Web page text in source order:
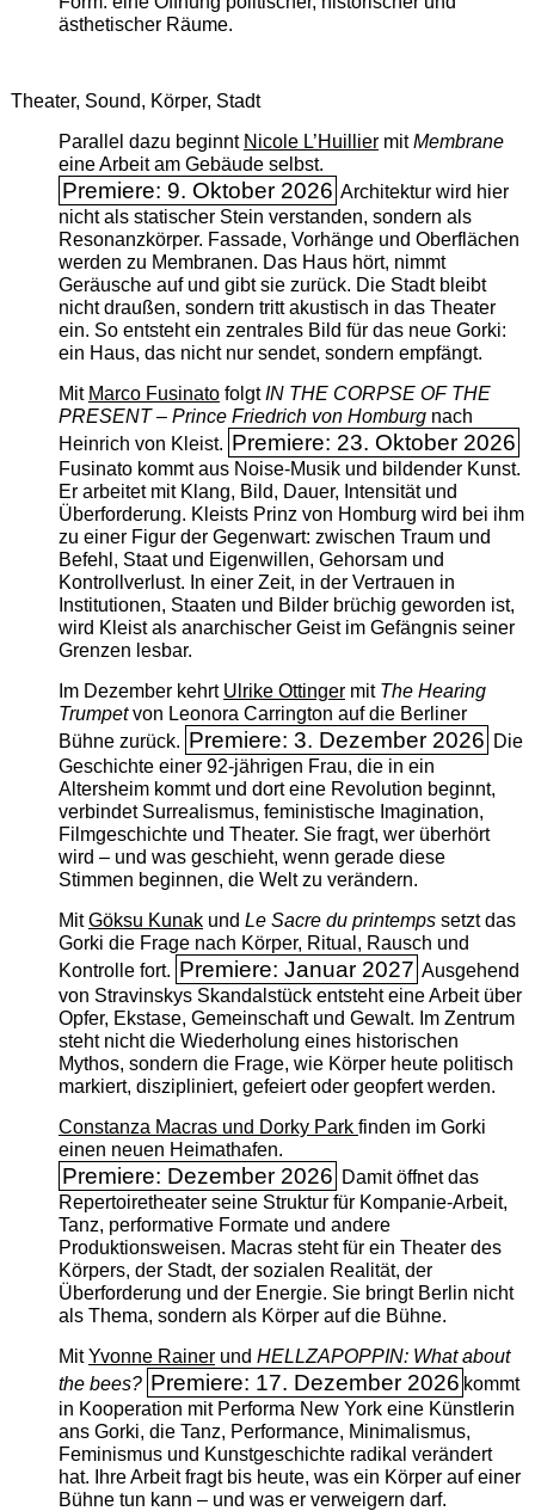
ästhetischer Räume.
Theater, Sound, Körper, Stadt
Parallel dazu beginnt Nicole L’Huilliermit ­Membrane
eine Arbeit am Gebäude selbst.
Premiere: 9. Oktober 2026 Architektur wird hier
nicht als statischer Stein verstanden, sondern als
Resonanzkörper. Fassade, Vorhänge und Oberflächen
werden zu Membranen. Das Haus hört, nimmt
Geräusche auf und gibt sie zurück. Die Stadt bleibt
nicht draußen, sondern tritt akustisch in das Theater
ein. So entsteht ein zentrales Bild für das neue Gorki:
ein Haus, das nicht nur sendet, sondern empfängt.
Mit Marco FusinatofolgtIN THE CORPSE OF THE
PRESENT – Prince Friedrich von Homburgnach
Heinrich von Kleist. Premiere: 23. Oktober 2026
Fusinato kommt aus Noise-Musik und bildender Kunst.
Er arbeitet mit Klang, Bild, Dauer, Intensität und
Überforderung. Kleists Prinz von Homburg wird bei ihm
zu einer Figur der Gegenwart: zwischen Traum und
Befehl, Staat und Eigenwillen, Gehorsam und
Kontrollverlust. In einer Zeit, in der Vertrauen in
Institutionen, Staaten und Bilder brüchig geworden ist,
wird Kleist als anarchischer Geist im Gefängnis seiner
Grenzen lesbar.
Im Dezember kehrt Ulrike Ottingermit The ­Hearing
Trumpetvon Leonora Carrington auf die Berliner
Bühne zurück. Premiere: 3. Dezember 2026 Die
Geschichte einer 92-jährigen Frau, die in ein
Altersheim kommt und dort eine Revolution beginnt,
verbindet Surrealismus, feministische Imagination,
Filmgeschichte und Theater. Sie fragt, wer überhört
wird – und was geschieht, wenn gerade diese
Stimmen beginnen, die Welt zu verändern.
MitGöksu Kunakund Le Sacre du printempssetzt das
Gorki die Frage nach Körper, Ritual, Rausch und
Kontrolle fort. Premiere: Januar 2027 Ausgehend
von Stravinskys Skandalstück entsteht eine Arbeit über
Opfer, Ekstase, Gemeinschaft und Gewalt. Im Zentrum
steht nicht die Wiederholung eines historischen
Mythos, sondern die Frage, wie Körper heute politisch
markiert, diszipliniert, gefeiert oder geopfert werden.
Constanza Macras und Dorky Park finden im Gorki
einen neuen Heimathafen.
Premiere: Dezember 2026 Damit öffnet das
Repertoiretheater seine Struktur für Kompanie-Arbeit,
Tanz, performative Formate und andere
Produktionsweisen. Macras steht für ein Theater des
Körpers, der Stadt, der sozialen Realität, der
Überforderung und der Energie. Sie bringt Berlin nicht
als Thema, sondern als Körper auf die Bühne.
MitYvonne Rainerund HELLZAPOPPIN: What about
the bees? Premiere: 17. Dezember 2026 kommt
in Kooperation mit Performa New York eine Künstlerin
ans Gorki, die Tanz, Performance, Minimalismus,
Feminismus und Kunstgeschichte radikal verändert
hat. Ihre Arbeit fragt bis heute, was ein Körper auf einer
Bühne tun kann – und was er verweigern darf.